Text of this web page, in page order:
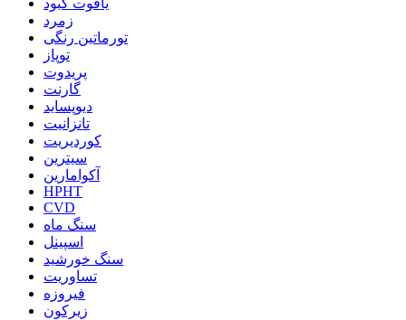
زمرد
تورماتین رنگی
توپاز
پریدوت
گارنت
دیوپساید
تانزانیت
کوردیریت
سیترین
آکوامارین
HPHT
CVD
سنگ ماه
اسپینل
سنگ خورشید
تساوریت
فیروزه
زیرکون